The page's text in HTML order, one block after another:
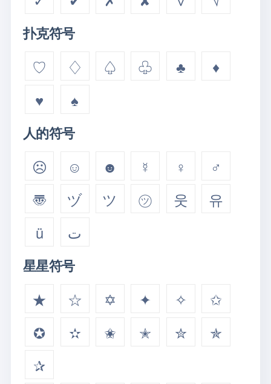
扑克符号
♡ ♢ ♤ ♧ ♣
♦
♥
♠
人的符号
☹ ☺ ☻ ☿ ♀
♂
〠
ヅ ツ ㋡ 웃
유
ü
ت
星星符号
★ ☆ ✡ ✦ ✧
✩
✪
✫ ✬ ✭ ✮
✯
✰